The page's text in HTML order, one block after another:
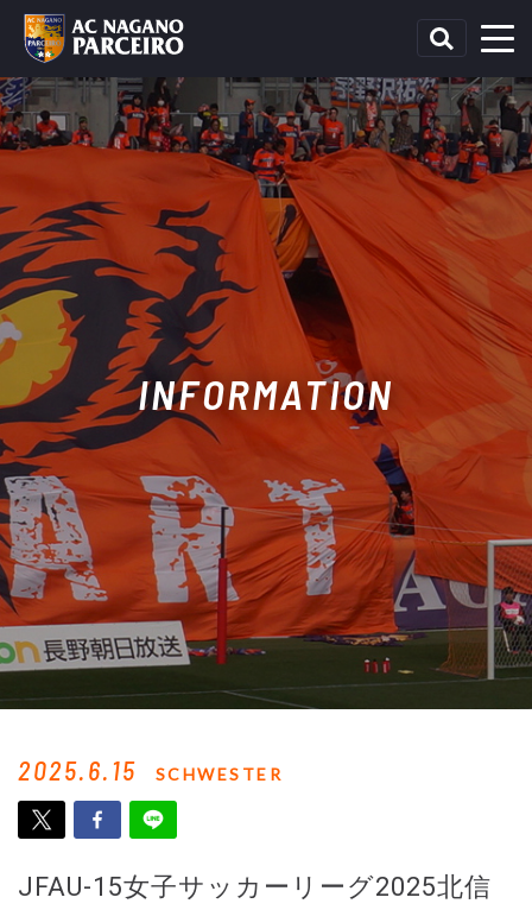
INFORMATION
2025.6.15 SCHWESTER
JFAU-15女子サッカーリーグ2025北信